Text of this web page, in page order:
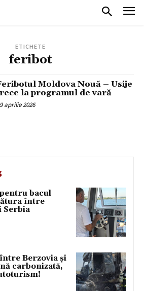
ETICHETE
feribot
Moldova Nouă – Usije
la programul de vară
aprilie 2026
bacul
între
Serbia
Berzovia și
carbonizată,